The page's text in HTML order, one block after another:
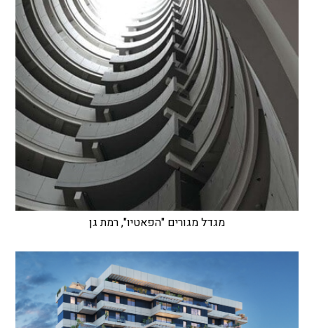
מגדל מגורים "הפאטיו", רמת גן